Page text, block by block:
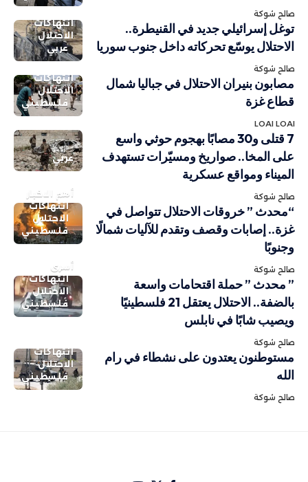
صالح شوكة
انتهاكات
الاحتلال
عربي
توغل إسرائيلي جديد في القنيطرة..
الاحتلال يوسّع تحركاته داخل جنوب سوريا
صالح شوكة
انتهاكات
الاحتلال
فلسطيني
مصابون بنيران الاحتلال في جباليا شمال
قطاع غزة
LOAI LOAI
عربي
7 قتلى و30 مصابًا بهجوم حوثي واسع
على المخا.. صواريخ ومسيّرات تستهدف
الميناء ومواقع عسكرية
صالح شوكة
أهم الاخبار
انتهاكات
الاحتلال
فلسطيني
“محدث ” خروقات الاحتلال تتواصل في
غزة.. إصابات وقصف وتقدم للآليات شمالًا
وجنوبًا
صالح شوكة
أسرى
انتهاكات
الاحتلال
فلسطيني
” محدث ” حملة اقتحامات واسعة
بالضفة.. الاحتلال يعتقل 21 فلسطينيًا
ويصيب شابًا في نابلس
صالح شوكة
انتهاكات
الاحتلال
فلسطيني
مستوطنون يعتدون على نشطاء في رام
الله
صالح شوكة